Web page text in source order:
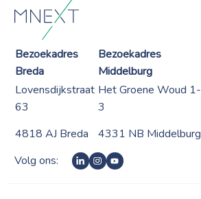
Bezoekadres
Breda
Bezoekadres
Middelburg
Lovensdijkstraat
63
Het Groene Woud 1-
3
4818 AJ Breda
4331 NB Middelburg
Volg ons: